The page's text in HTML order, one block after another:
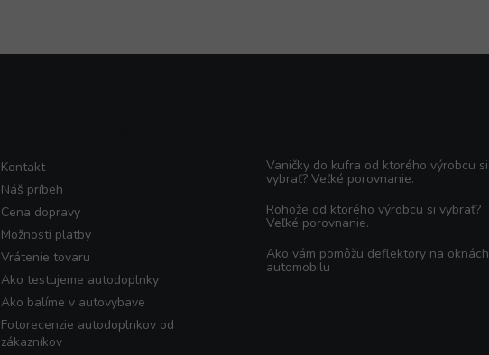
Kontakt
Náš príbeh
Cena dopravy
Možnosti platby
Vrátenie tovaru
Ako testujeme autodoplnky
Ako balíme v autovybave
Fotorecenzie autodoplnkov od
zákazníkov
Vaničky do kufra od ktorého výrobcu si
vybrať? Veľké porovnanie.
Rohože od ktorého výrobcu si vybrať?
Veľké porovnanie.
Ako vám pomôžu deflektory na oknách
automobilu